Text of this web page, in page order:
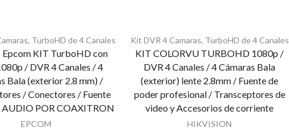
, TurboHD de 4 Canales
Epcom KIT TurboHD con
/ DVR 4 Canales / 4
Bala (exterior 2.8 mm) /
/ Conectores / Fuente
AUDIO POR COAXITRON
EPCOM
Kit DVR 4 Camaras, TurboHD de 4 Canales
KIT COLORVU TURBOHD 1080p /
DVR 4 Canales / 4 Cámaras Bala
(exterior) lente 2.8mm / Fuente de
poder profesional / Transceptores de
video y Accesorios de corriente
HIKVISION